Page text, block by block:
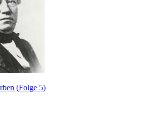
(Folge 5)